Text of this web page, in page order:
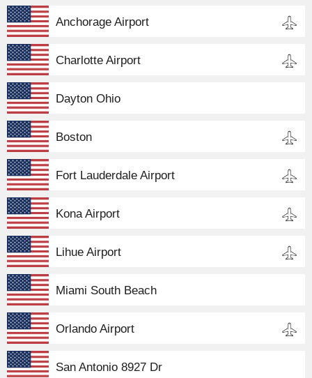
Anchorage Airport
Charlotte Airport
Dayton Ohio
Boston
Fort Lauderdale Airport
Kona Airport
Lihue Airport
Miami South Beach
Orlando Airport
San Antonio 8927 Dr